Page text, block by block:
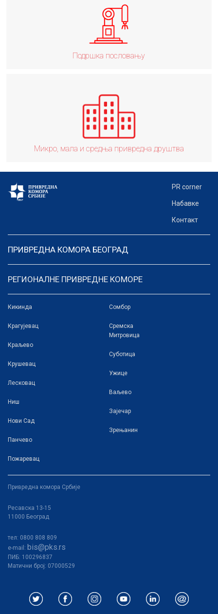
Подршка пословању
Микро, мала и средња привредна друштва
PR corner
Набавке
Контакт
ПРИВРЕДНА КОМОРА БЕОГРАД
РЕГИОНАЛНЕ ПРИВРЕДНЕ КОМОРЕ
Кикинда
Крагујевац
Краљево
Крушевац
Лесковац
Ниш
Нови Сад
Панчево
Пожаревац
Сомбор
Сремска
Митровица
Суботица
Ужице
Ваљево
Зајечар
Зрењанин
Привредна комора Србије
Ресавска 13-15
11000 Београд
тел: 0800 808 809
e-mail: bis@pks.rs
ПИБ: 100296837
Матични број: 07000529